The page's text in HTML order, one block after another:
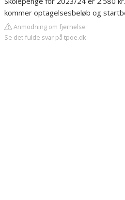
kommer optagelsesbeløb og
Anmodning om fjernelse
Se det fulde svar på tpoe.dk